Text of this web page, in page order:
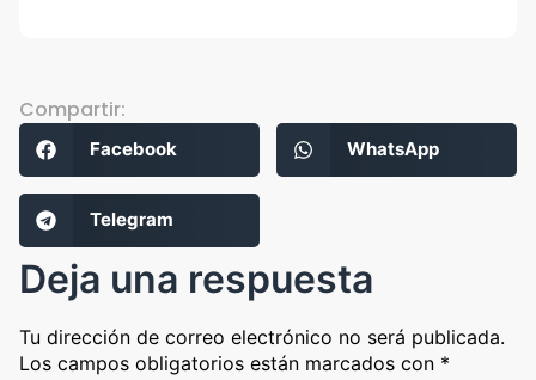
Compartir:
Facebook WhatsApp
Telegram
Deja una respuesta
Tu dirección de correo electrónico no será publicada.
Los campos obligatorios están marcados con *